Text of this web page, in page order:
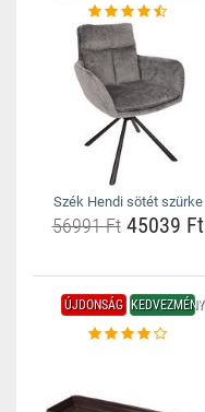
Szék Hendi sötét szürke
56991 Ft45039 Ft
ÚJDONSÁG KEDVEZMÉNY